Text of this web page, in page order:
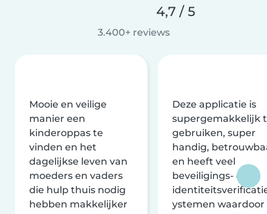
4,7 / 5
3.400+ reviews
Mooie en veilige
manier een
kinderoppas te
vinden en het
dagelijkse leven van
moeders en vaders
die hulp thuis nodig
hebben makkelijker
Deze applicatie is
supergemakkelijk
gebruiken, super
handig,
en heeft veel
beveiligings- en
ystemen waardoor